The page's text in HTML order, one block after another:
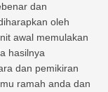
dan
oleh
awal memulakan
hasilnya
dan pemikiran
ramah anda dan